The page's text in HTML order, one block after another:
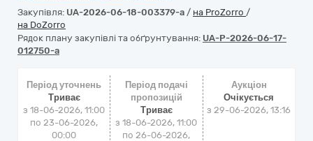
Закупівля: UA-2026-06-18-003379-a / на ProZorro /
на DoZorro
Рядок плану закупівлі та обґрунтування: UA-P-2026-06-17-
012750-a
Період уточнень
Триває
з 18-06-2026, 11:00
по 23-06-2026,
00:00
Період подачі
пропозицій
Триває
з 18-06-2026, 11:00
по 26-06-2026,
Аукціон
Очікується
з29-06-2026, 13:16